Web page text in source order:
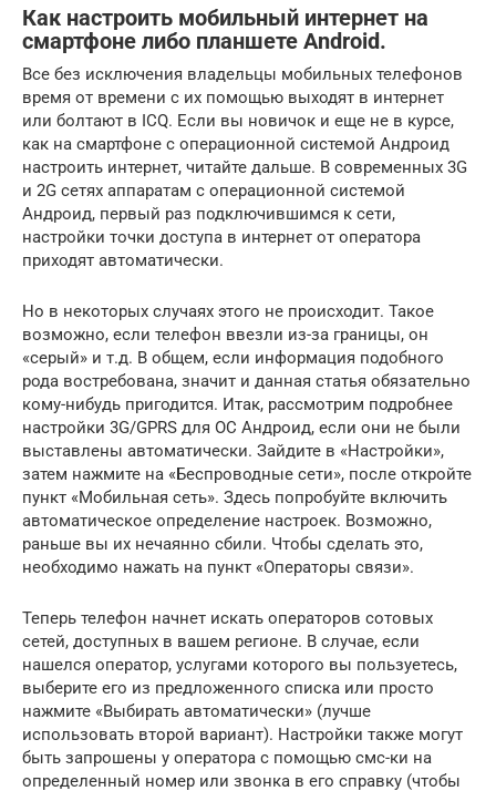
Как настроить мобильный интернет на
смартфоне либо планшете Android.
Все без исключения владельцы мобильных телефонов
время от времени с их помощью выходят в интернет
или болтают в ICQ. Если вы новичок и еще не в курсе,
как на смартфоне с операционной системой Андроид
настроить интернет, читайте дальше. В современных 3G
и 2G сетях аппаратам с операционной системой
Андроид, первый раз подключившимся к сети,
настройки точки доступа в интернет от оператора
приходят автоматически.
Но в некоторых случаях этого не происходит. Такое
возможно, если телефон ввезли из-за границы, он
«серый» и т.д. В общем, если информация подобного
рода востребована, значит и данная статья обязательно
кому-нибудь пригодится. Итак, рассмотрим подробнее
настройки 3G/GPRS для ОС Андроид, если они не были
выставлены автоматически. Зайдите в «Настройки»,
затем нажмите на «Беспроводные сети», после откройте
пункт «Мобильная сеть». Здесь попробуйте включить
автоматическое определение настроек. Возможно,
раньше вы их нечаянно сбили. Чтобы сделать это,
необходимо нажать на пункт «Операторы связи».
Теперь телефон начнет искать операторов сотовых
сетей, доступных в вашем регионе. В случае, если
нашелся оператор, услугами которого вы пользуетесь,
выберите его из предложенного списка или просто
нажмите «Выбирать автоматически» (лучше
использовать второй вариант). Настройки также могут
быть запрошены у оператора с помощью смс-ки на
определенный номер или звонка в его справку (чтобы